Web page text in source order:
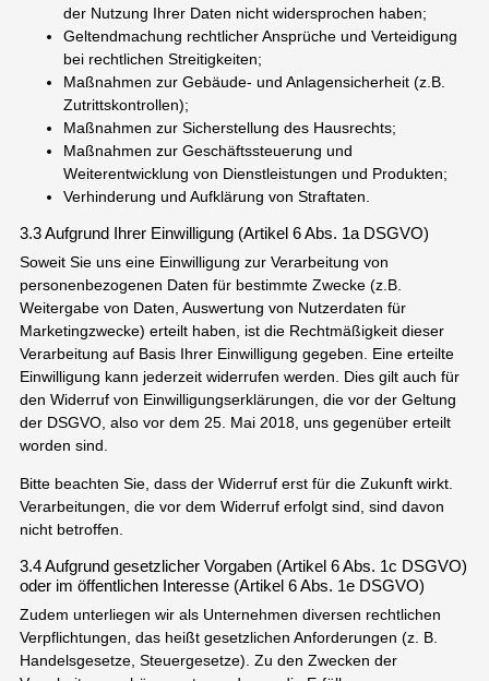
der Nutzung Ihrer Daten nicht widersprochen haben;
Geltendmachung rechtlicher Ansprüche und Verteidigung
bei rechtlichen Streitigkeiten;
Maßnahmen zur Gebäude- und Anlagensicherheit (z.B.
Zutrittskontrollen);
Maßnahmen zur Sicherstellung des Hausrechts;
Maßnahmen zur Geschäftssteuerung und
Weiterentwicklung von Dienstleistungen und Produkten;
Verhinderung und Aufklärung von Straftaten.
3.3 Aufgrund Ihrer Einwilligung (Artikel 6 Abs. 1a DSGVO)
Soweit Sie uns eine Einwilligung zur Verarbeitung von
personenbezogenen Daten für bestimmte Zwecke (z.B.
Weitergabe von Daten, Auswertung von Nutzerdaten für
Marketingzwecke) erteilt haben, ist die Rechtmäßigkeit dieser
Verarbeitung auf Basis Ihrer Einwilligung gegeben. Eine erteilte
Einwilligung kann jederzeit widerrufen werden. Dies gilt auch für
den Widerruf von Einwilligungserklärungen, die vor der Geltung
der DSGVO, also vor dem 25. Mai 2018, uns gegenüber erteilt
worden sind.
Bitte beachten Sie, dass der Widerruf erst für die Zukunft wirkt.
Verarbeitungen, die vor dem Widerruf erfolgt sind, sind davon
nicht betroffen.
3.4 Aufgrund gesetzlicher Vorgaben (Artikel 6 Abs. 1c DSGVO)
oder im öffentlichen Interesse (Artikel 6 Abs. 1e DSGVO)
Zudem unterliegen wir als Unternehmen diversen rechtlichen
Verpflichtungen, das heißt gesetzlichen Anforderungen (z. B.
Handelsgesetze, Steuergesetze). Zu den Zwecken der